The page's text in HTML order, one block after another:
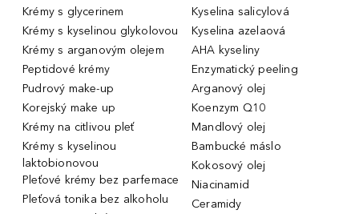
Krémy s glycerinem
Krémy s kyselinou glykolovou
Krémy s arganovým olejem
Peptidové krémy
Pudrový make-up
Korejský make up
Krémy na citlivou pleť
Krémy s kyselinou
laktobionovou
Pleťové krémy bez parfemace
Pleťová tonika bez alkoholu
Kyselina salicylová
Kyselina azelaová
AHA kyseliny
Enzymatický peeling
Arganový olej
Koenzym Q10
Mandlový olej
Bambucké máslo
Kokosový olej
Niacinamid
Ceramidy